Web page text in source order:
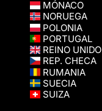
MÓNACO
NORUEGA
POLONIA
PORTUGAL
REINO UNIDO
REP. CHECA
RUMANIA
SUECIA
SUIZA